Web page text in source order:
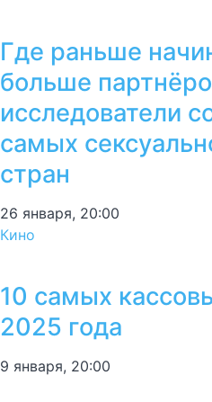
Где раньше
больше
исследователи
самых
стран
26 января, 20:00
Кино
10 самых
2025 года
9 января, 20:00